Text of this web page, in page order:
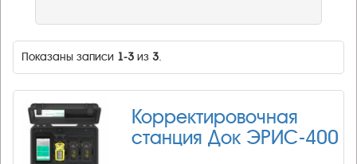
Показаны записи 1-3 из 3.
Корректировочная
станция Док ЭРИС-400